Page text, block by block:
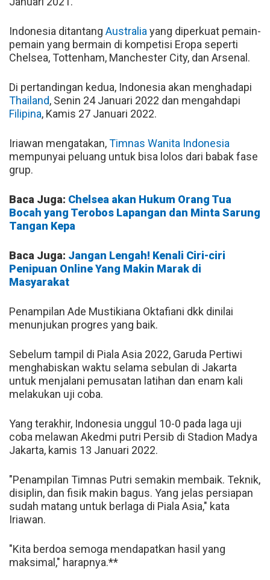
Indonesia ditantang Australiayang diperkuat pemain-
pemain yang bermain di kompetisi Eropa seperti
Chelsea, Tottenham, Manchester City, dan Arsenal.
Di pertandingan kedua, Indonesia akan menghadapi
Thailand, Senin 24 Januari 2022 dan mengahdapi
Filipina, Kamis 27 Januari 2022.
Iriawan mengatakan,Timnas Wanita Indonesia
mempunyai peluang untuk bisa lolos dari babak fase
grup.
Baca Juga: Chelsea akan Hukum Orang Tua
Bocah yang Terobos Lapangan dan Minta Sarung
Tangan Kepa
Baca Juga: Jangan Lengah! Kenali Ciri-ciri
Penipuan Online Yang Makin Marak di
Masyarakat
Penampilan Ade Mustikiana Oktafiani dkk dinilai
menunjukan progres yang baik.
Sebelum tampil di Piala Asia 2022, Garuda Pertiwi
menghabiskan waktu selama sebulan di Jakarta
untuk menjalani pemusatan latihan dan enam kali
melakukan uji coba.
Yang terakhir, Indonesia unggul 10-0 pada laga uji
coba melawan Akedmi putri Persib di Stadion Madya
Jakarta, kamis 13 Januari 2022.
"Penampilan Timnas Putri semakin membaik. Teknik,
disiplin, dan fisik makin bagus. Yang jelas persiapan
sudah matang untuk berlaga di Piala Asia," kata
Iriawan.
"Kita berdoa semoga mendapatkan hasil yang
maksimal," harapnya.**